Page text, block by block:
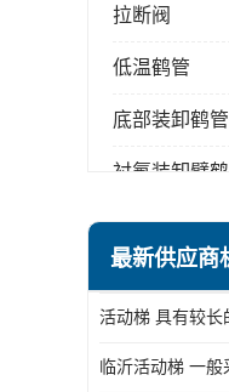
拉断阀
低温鹤管
底部装卸鹤管
衬氟装卸臂
顶部装卸车
液氨液化气
定量装车系统
最新供应商